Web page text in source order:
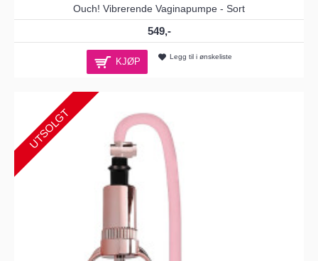
Ouch! Vibrerende Vaginapumpe - Sort
549,-
KJØP Legg til i ønskeliste
UTSOLGT